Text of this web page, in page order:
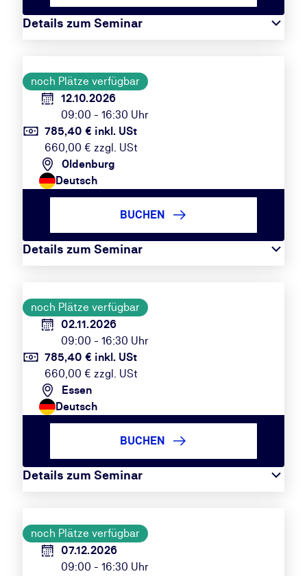
Details zum Seminar
noch Plätze verfügbar
12.10.2026
09:00 - 16:30 Uhr
785,40 € inkl. USt
660,00 € zzgl. USt
Oldenburg
Deutsch
Details zum Seminar
BUCHEN
noch Plätze verfügbar
02.11.2026
09:00 - 16:30 Uhr
785,40 € inkl. USt
660,00 € zzgl. USt
Essen
Deutsch
Details zum Seminar
BUCHEN
noch Plätze verfügbar
07.12.2026
09:00 - 16:30 Uhr